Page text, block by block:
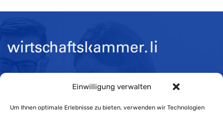
Einwilligung verwalten
Um Ihnen optimale Erlebnisse zu bieten, verwenden wir Technologien
Mo-Do 08:00 bis 11:30 und 13:30 bis 16:30 Uhr